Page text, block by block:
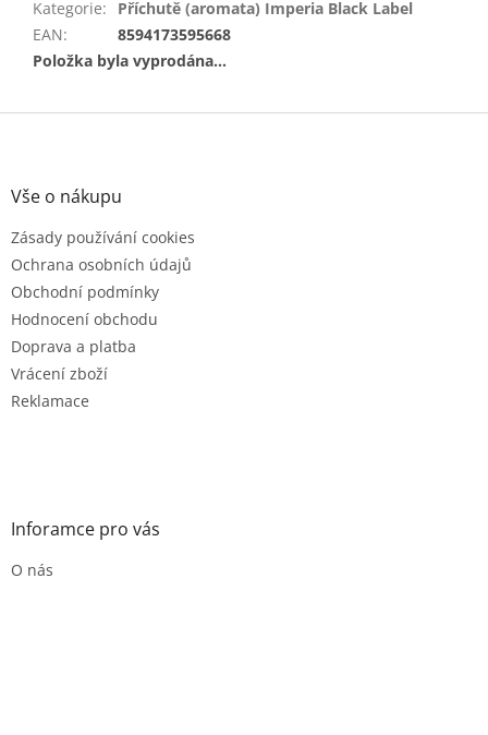
Kategorie:
Příchutě (aromata) Imperia Black Label
EAN:
8594173595668
Položka byla vyprodána…
Z
Vše o nákupu
Zásady používání cookies
Ochrana osobních údajů
Obchodní podmínky
Hodnocení obchodu
Doprava a platba
Vrácení zboží
Reklamace
Inforamce pro vás
O nás